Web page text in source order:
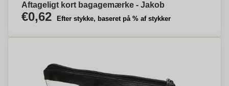
Aftageligt kort bagagemærke - Jakob
€0,62 Efter stykke, baseret på % af stykker